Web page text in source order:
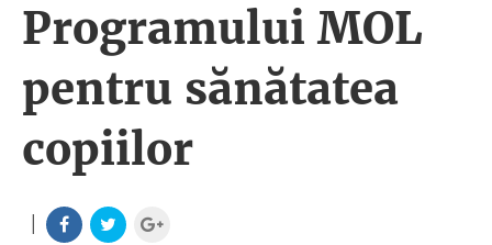
Programului MOL
pentru sănătatea
copiilor
|